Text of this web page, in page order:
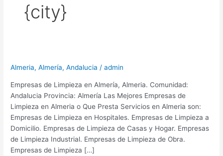
{city}
Almeria,Almería,Andalucia /admin
Empresas de Limpieza en Almería, Almeria. Comunidad:
Andalucia Provincia: Almería Las Mejores Empresas de
Limpieza en Almeria o Que Presta Servicios en Almeria son:
Empresas de Limpieza en Hospitales. Empresas de Limpieza a
Domicilio. Empresas de Limpieza de Casas y Hogar. Empresas
de Limpieza Industrial. Empresas de Limpieza de Obra.
Empresas de Limpieza […]